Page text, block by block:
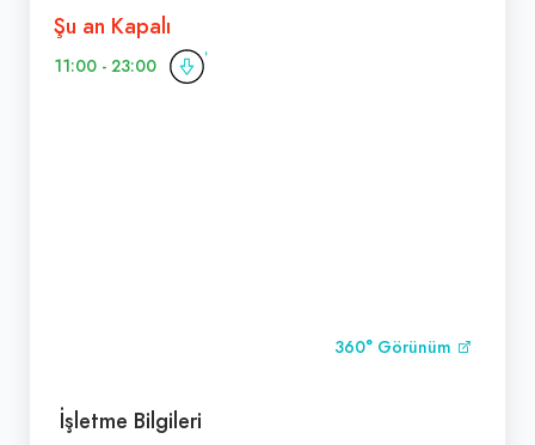
Şu an Kapalı
11:00 - 23:00
360° Görünüm
İşletme Bilgileri